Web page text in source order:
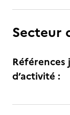
Secteur
d’activité :